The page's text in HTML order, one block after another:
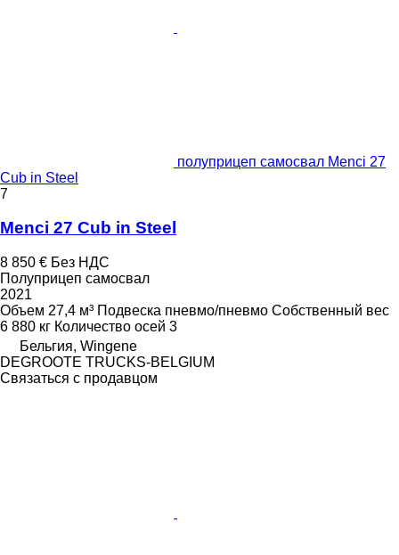
полуприцеп самосвал Menci 27
Cub in Steel
7
Menci 27 Cub in Steel
8 850 € Без НДС
Полуприцеп самосвал
2021
Объем 27,4 м³ Подвеска пневмо/пневмо Собственный вес
6 880 кг Количество осей 3
Бельгия, Wingene
DEGROOTE TRUCKS-BELGIUM
Связаться с продавцом